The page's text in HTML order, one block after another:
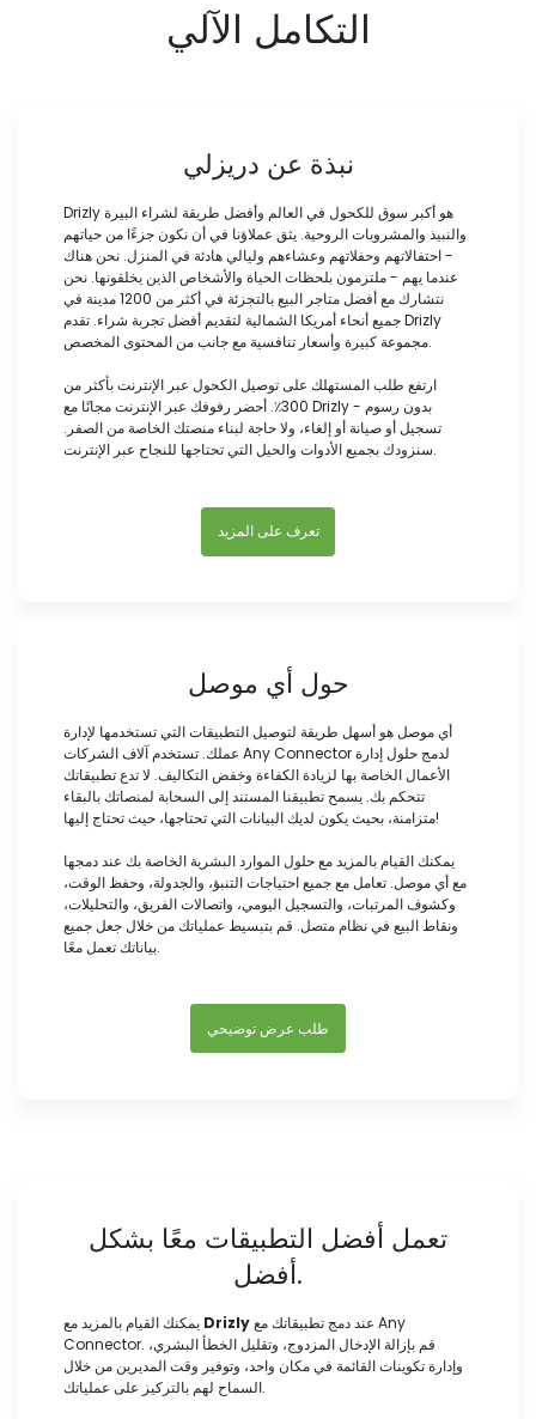
التكامل الآلي
نبذة عن دريزلي
Drizly هو أكبر سوق للكحول في العالم وأفضل طريقة لشراء البيرة
والنبيذ والمشروبات الروحية. يثق عملاؤنا في أن نكون جزءًا من حياتهم
- احتفالاتهم وحفلاتهم وعشاءهم وليالي هادئة في المنزل. نحن هناك
عندما يهم - ملتزمون بلحظات الحياة والأشخاص الذين يخلقونها. نحن
نتشارك مع أفضل متاجر البيع بالتجزئة في أكثر من 1200 مدينة في
جميع أنحاء أمريكا الشمالية لتقديم أفضل تجربة شراء. تقدم Drizly
مجموعة كبيرة وأسعار تنافسية مع جانب من المحتوى المخصص.
ارتفع طلب المستهلك على توصيل الكحول عبر الإنترنت بأكثر من
300٪. أحضر رفوفك عبر الإنترنت مجانًا مع Drizly - بدون رسوم
تسجيل أو صيانة أو إلغاء، ولا حاجة لبناء منصتك الخاصة من الصفر.
سنزودك بجميع الأدوات والحيل التي تحتاجها للنجاح عبر الإنترنت.
تعرف على المزيد
حول أي موصل
أي موصل هو أسهل طريقة لتوصيل التطبيقات التي تستخدمها لإدارة
عملك. تستخدم آلاف الشركات Any Connector لدمج حلول إدارة
الأعمال الخاصة بها لزيادة الكفاءة وخفض التكاليف. لا تدع تطبيقاتك
تتحكم بك. يسمح تطبيقنا المستند إلى السحابة لمنصاتك بالبقاء
متزامنة، بحيث يكون لديك البيانات التي تحتاجها، حيث تحتاج إليها!
يمكنك القيام بالمزيد مع حلول الموارد البشرية الخاصة بك عند دمجها
مع أي موصل. تعامل مع جميع احتياجات التنبؤ، والجدولة، وحفظ الوقت،
وكشوف المرتبات، والتسجيل اليومي، واتصالات الفريق، والتحليلات،
ونقاط البيع في نظام متصل. قم بتبسيط عملياتك من خلال جعل جميع
بياناتك تعمل معًا.
طلب عرض توضيحي
تعمل أفضل التطبيقات معًا بشكل
أفضل.
Drizlyعند دمج تطبيقاتك مع Any
Connector. قم بإزالة الإدخال المزدوج، وتقليل الخطأ البشري،
وإدارة تكوينات القائمة في مكان واحد، وتوفير وقت المديرين من خلال
السماح لهم بالتركيز على عملياتك.